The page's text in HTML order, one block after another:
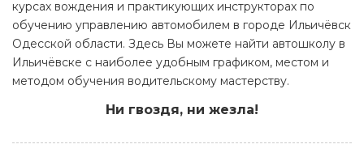
курсах вождения и практикующих инструкторах по
обучению управлению автомобилем в городе Ильичёвск
Одесской области. Здесь Вы можете найти автошколу в
Ильичёвске с наиболее удобным графиком, местом и
методом обучения водительскому мастерству.
Ни гвоздя, ни жезла!